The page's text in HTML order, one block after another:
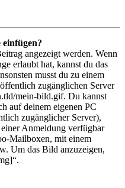
angezeigt werden. Wenn
erlaubt hat, kannst du das
musst du zu einem
zugänglichen Server
mein-bild.gif. Du kannst
auf deinem eigenen PC
zugänglicher Server),
Anmeldung verfügbar
Mailboxen, mit einem
Um das Bild anzuzeigen,